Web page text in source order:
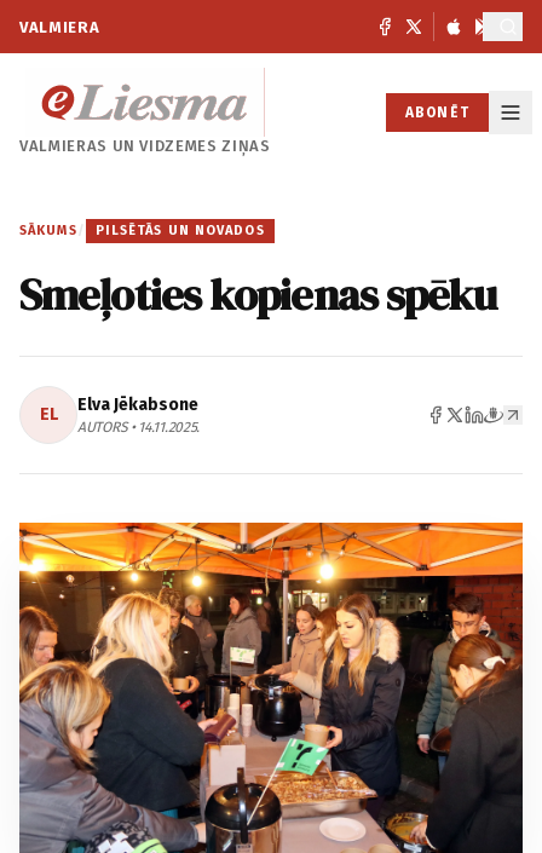
VALMIERA
VALMIERAS UNVIDZEMES ZIŅAS
ABONĒT
SĀKUMS / PILSĒTĀS UN NOVADOS
Smeļoties kopienas spēku
EL Elva Jēkabsone
AUTORS • 14.11.2025.